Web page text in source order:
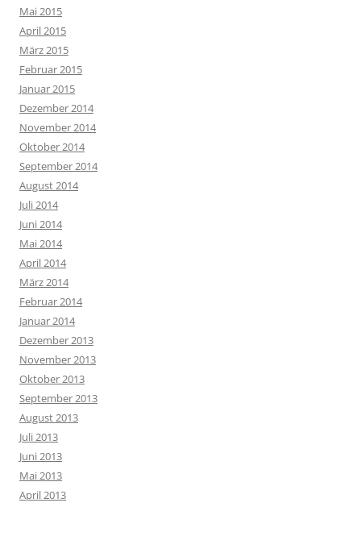
Mai 2015
April 2015
März 2015
Februar 2015
Januar 2015
Dezember 2014
November 2014
Oktober 2014
September 2014
August 2014
Juli 2014
Juni 2014
Mai 2014
April 2014
März 2014
Februar 2014
Januar 2014
Dezember 2013
November 2013
Oktober 2013
September 2013
August 2013
Juli 2013
Juni 2013
Mai 2013
April 2013